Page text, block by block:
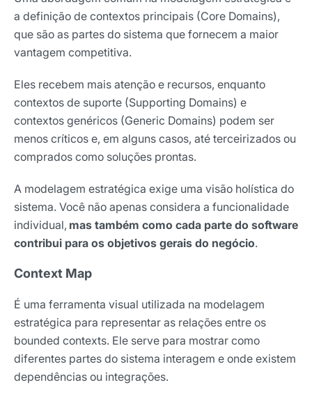
a definição de contextos principais (Core Domains),
que são as partes do sistema que fornecem a maior
vantagem competitiva.
Eles recebem mais atenção e recursos, enquanto
contextos de suporte (Supporting Domains) e
contextos genéricos (Generic Domains) podem ser
menos críticos e, em alguns casos, até terceirizados ou
comprados como soluções prontas.
A modelagem estratégica exige uma visão holística do
sistema. Você não apenas considera a funcionalidade
individual, mas também como cada parte do software
contribui para os objetivos gerais do negócio.
Context Map
É uma ferramenta visual utilizada na modelagem
estratégica para representar as relações entre os
bounded contexts. Ele serve para mostrar como
diferentes partes do sistema interagem e onde existem
dependências ou integrações.